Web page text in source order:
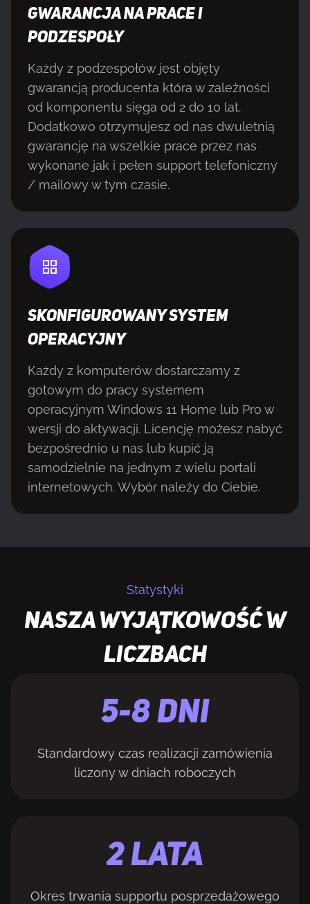
GWARANCJA NA PRACE I
PODZESPOŁY
Każdy z podzespołów jest objęty
gwarancją producenta która w zależności
od komponentu sięga od 2 do 10 lat.
Dodatkowo otrzymujesz od nas dwuletnią
gwarancję na wszelkie prace przez nas
wykonane jak i pełen support telefoniczny
/ mailowy w tym czasie.
SKONFIGUROWANY SYSTEM
OPERACYJNY
Każdy z komputerów dostarczamy z
gotowym do pracy systemem
operacyjnym Windows 11 Home lub Pro w
wersji do aktywacji. Licencję możesz nabyć
bezpośrednio u nas lub kupić ją
samodzielnie na jednym z wielu portali
internetowych. Wybór należy do Ciebie.
Statystyki
NASZA WYJĄTKOWOŚĆ W
LICZBACH
5-8 DNI
Standardowy czas realizacji zamówienia
liczony w dniach roboczych
2 LATA
Okres trwania supportu posprzedażowego